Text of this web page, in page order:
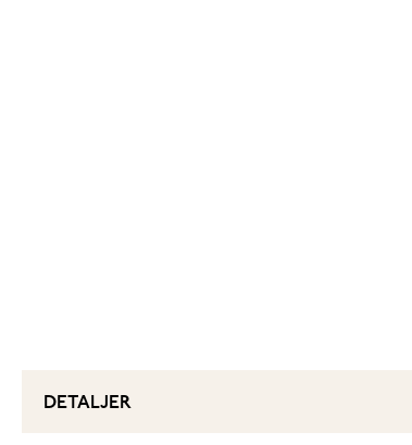
DETALJER